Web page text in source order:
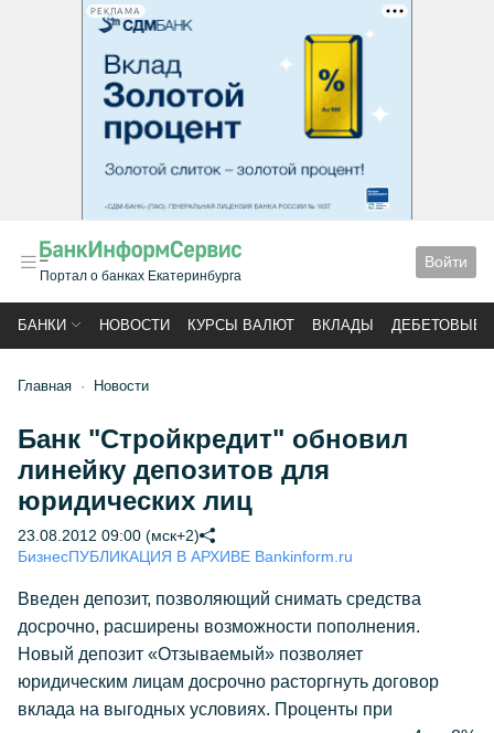
РЕКЛАМА
Портал о банках Екатеринбурга
Войти
БАНКИ НОВОСТИ КУРСЫ ВАЛЮТ ВКЛАДЫ ДЕБЕТОВЫЕ
Главная Новости
Банк "Стройкредит" обновил
линейку депозитов для
юридических лиц
23.08.2012 09:00 (мск+2)
БизнесПУБЛИКАЦИЯ В АРХИВЕ Bankinform.ru
Введен депозит, позволяющий снимать средства
досрочно, расширены возможности пополнения.
Новый депозит «Отзываемый» позволяет
юридическим лицам досрочно расторгнуть договор
вклада на выгодных условиях. Проценты при